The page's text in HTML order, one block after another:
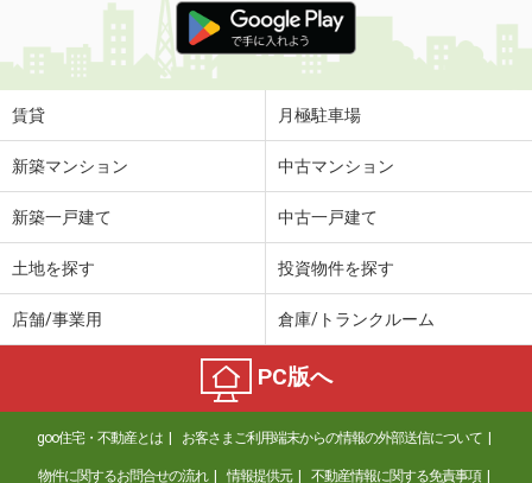
賃貸 月極駐車場
新築マンション 中古マンション
新築一戸建て 中古一戸建て
土地を探す 投資物件を探す
店舗/事業用 倉庫/トランクルーム
PC版へ
goo住宅・不動産とは お客さまご利用端末からの情報の外部送信について
物件に関するお問合せの流れ 情報提供元 不動産情報に関する免責事項